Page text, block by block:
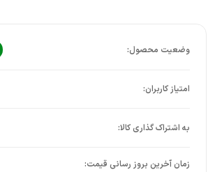
زمان آخرین بروز رسانی قیمت: